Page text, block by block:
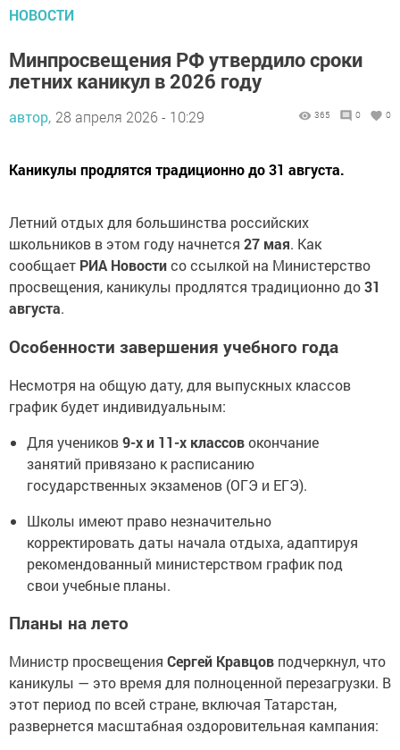
НОВОСТИ
Минпросвещения РФ утвердило сроки
летних каникул в 2026 году
автор, 28 апреля 2026 - 10:29 365 0 0
Каникулы продлятся традиционно до 31 августа.
Летний отдых для большинства российских
школьников в этом году начнется 27 мая. Как
сообщает РИА Новостисо ссылкой на Министерство
просвещения, каникулы продлятся традиционно до31
августа.
Особенности завершения учебного года
Несмотря на общую дату, для выпускных классов
график будет индивидуальным:
Для учеников9-х и 11-х классовокончание
занятий привязано к расписанию
государственных экзаменов (ОГЭ и ЕГЭ).
Школы имеют право незначительно
корректировать даты начала отдыха, адаптируя
рекомендованный министерством график под
свои учебные планы.
Планы на лето
Министр просвещения Сергей Кравцов подчеркнул, что
каникулы — это время для полноценной перезагрузки. В
этот период по всей стране, включая Татарстан,
развернется масштабная оздоровительная кампания: